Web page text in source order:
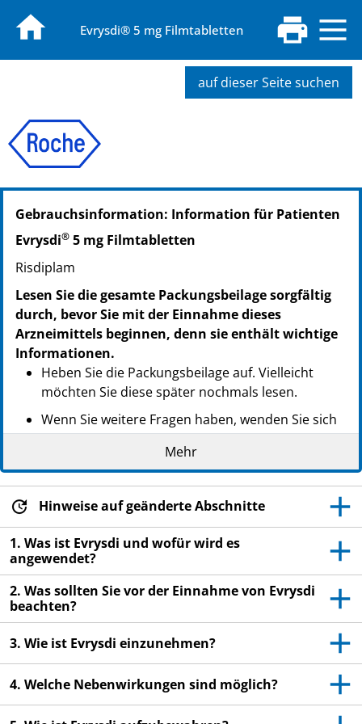
Evrysdi® 5 mg Filmtabletten
auf dieser Seite suchen
PZN: 18667845
PPN: 111866784575
NTIN: 04150186678459
PPN: 111965984256
NTIN: 04150196598426
Gebrauchsinformation: Information für Patienten
Evrysdi® 5 mg Filmtabletten
Risdiplam
Lesen Sie die gesamte Packungsbeilage sorgfältig
durch, bevor Sie mit der Einnahme dieses
Arzneimittels beginnen, denn sie enthält wichtige
Informationen.
Heben Sie die Packungsbeilage auf. Vielleicht
möchten Sie diese später nochmals lesen.
Wenn Sie weitere Fragen haben, wenden Sie sich
an Ihren Arzt oder Apotheker.
Dieses Arzneimittel wurde Ihnen oder Ihrem Kind
persönlich verschrieben. Geben Sie es nicht an
Dritte weiter. Es kann anderen Menschen
schaden, auch wenn diese die gleichen
Beschwerden haben wie Sie.
Wenn Sie oder Ihr Kind Nebenwirkungen
bemerken, wenden Sie sich an Ihren Arzt,
Apotheker oder das medizinische Fachpersonal.
dieser Packungsbeilage angegeben sind. Siehe
Abschnitt 4.
Die Informationen in dieser Packungsbeilage sind
für Sie, Ihre Betreuungsperson oder Ihr Kind
Mehr
Hinweise auf geänderte Abschnitte
1. Was ist Evrysdi und wofür wird es
angewendet?
2. Was sollten Sie vor der Einnahme von Evrysdi
beachten?
3. Wie ist Evrysdi einzunehmen?
4. Welche Nebenwirkungen sind möglich?